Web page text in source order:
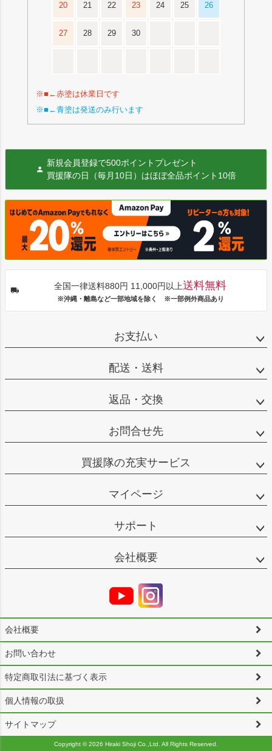
20 21 22 23 24 25 26
27 28 29 30
※■←赤塗は休業日です
※■←青塗は発送のみ行います
新規会員登録で500ポイントプレゼント
買援隊の日（毎月10日）はほぼ全品ポイント10倍
全国一律送料880円 11,000円以上送料無料
※沖縄・離島など一部地域を除く ※一部例外商品あり
お支払い
配送・送料
返品・交換
お問合せ先
買援隊の充実サービス
マイページ
サポート
会社概要
会社概要
お問い合わせ
特定商取引法に基づく表示
個人情報の取扱
サイトマップ
Copyright ©2026 Hiraki Shoji Co.,Ltd. All Rights Reserved.